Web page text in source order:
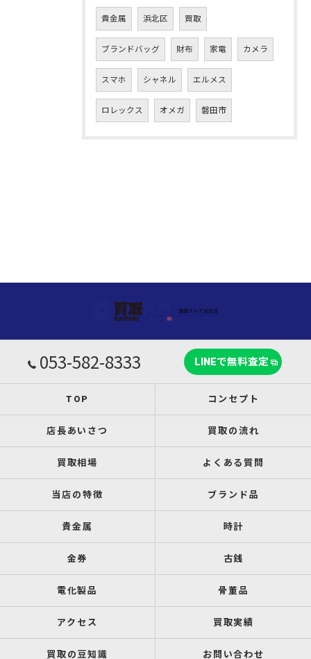
貴金属 浜北区 買取
ブランドバッグ 財布 家電 カメラ
スマホ シャネル エルメス
ロレックス オメガ 磐田市
053-582-8333 LINEで無料査定
TOP コンセプト
店長あいさつ 買取の流れ
買取相場 よくある質問
当店の特徴 ブランド品
貴金属 時計
金券 古銭
電化製品 骨董品
アクセス 買取実績
買取の豆知識 お問い合わせ